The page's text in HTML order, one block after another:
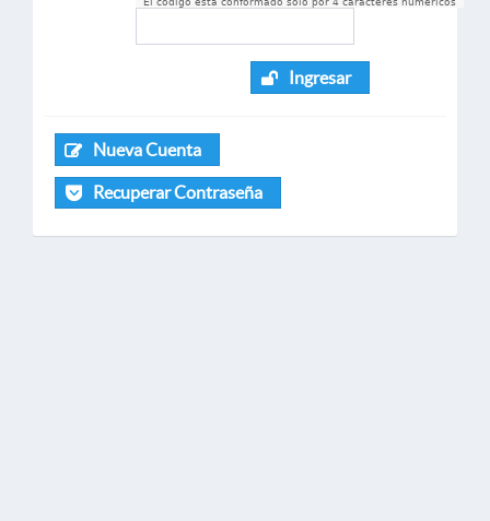
El codigo esta conformado solo por 4 caracteres numèricos
Ingresar
Nueva Cuenta
Recuperar Contraseña